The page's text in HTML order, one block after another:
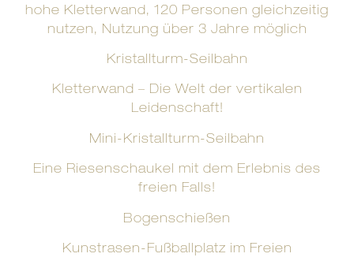
hohe Kletterwand, 120 Personen gleichzeitig
nutzen, Nutzung über 3 Jahre möglich
Kristallturm-Seilbahn
Kletterwand – Die Welt der vertikalen
Leidenschaft!
Mini-Kristallturm-Seilbahn
Eine Riesenschaukel mit dem Erlebnis des
freien Falls!
Bogenschießen
Kunstrasen-Fußballplatz im Freien